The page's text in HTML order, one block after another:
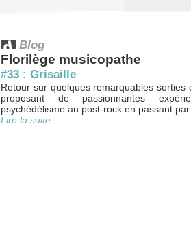
Blog
Florilège musicopathe
#33 : Grisaille
Retour sur quelques remarquables
proposant de passionnantes
psychédélisme au post-rock en passant
Lire la suite